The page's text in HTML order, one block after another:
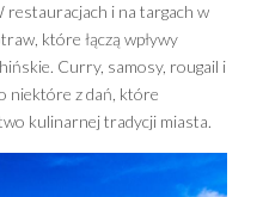
restauracjach i na targach w
które łączą wpływy
Curry, samosy, rougail i
niektóre z dań, które
kulinarnej tradycji miasta.